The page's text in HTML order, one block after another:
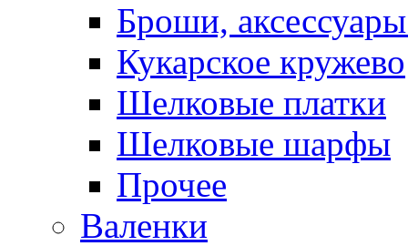
Броши,
Кукарское кружево
Шелковые платки
Шелковые шарфы
Прочее
Валенки